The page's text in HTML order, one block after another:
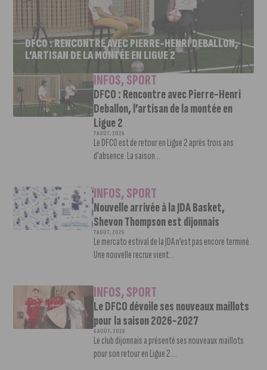
DFCO : RENCONTRE AVEC PIERRE-HENRI DEBALLON,
L’ARTISAN DE LA MONTÉE EN LIGUE 2
INFOS,SPORT
DFCO : Rencontre avec Pierre-Henri
Deballon, l’artisan de la montée en
Ligue 2
7 AOÛT, 2026
Le DFCO est de retour en Ligue 2 après trois ans
d’absence. La saison...
INFOS,SPORT
Nouvelle arrivée à la JDA Basket,
Shevon Thompson est dijonnais
7 AOÛT, 2026
Le mercato estival de la JDA n’est pas encore terminé.
Une nouvelle recrue vient...
INFOS,SPORT
Le DFCO dévoile ses nouveaux maillots
pour la saison 2026-2027
6 AOÛT, 2026
Le club dijonnais a présenté ses nouveaux maillots
pour son retour en Ligue 2....